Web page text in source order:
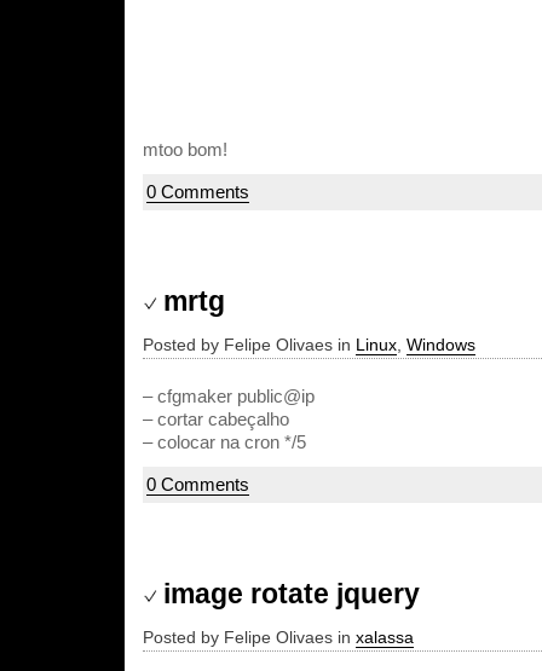
mtoo bom!
0 Comments
mrtg
Posted by Felipe Olivaes in Linux Windows
– cfgmaker public@ip
– cortar cabeçalho
– colocar na cron */5
0 Comments
image rotate jquery
Posted by Felipe Olivaes in xalassa